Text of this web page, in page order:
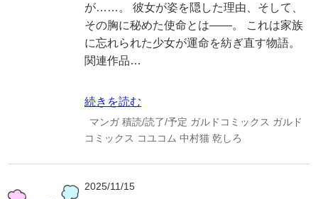
が……。 彼女が姿を隠した理由、そして、
その胸に秘めた使命とは――。 これは家族
に忘れられた少女が運命を紡ぎ直す物語。
関連作品…
続きを読む
マンガ 積読/読了/予定 ガルドコミックス ガルド
コミックス コユコム 中村猫 乾しろ
2025/11/15